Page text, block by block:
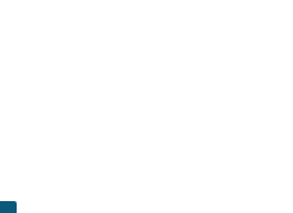
A tabela mostra os